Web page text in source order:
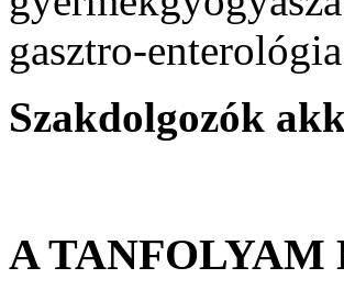
gasztro-
Szakdolgozók
A TANFOLYAM